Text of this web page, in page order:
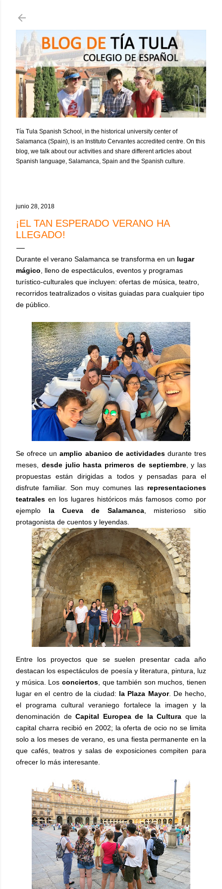
Tía Tula Spanish School, in the historical university center of
Salamanca (Spain), is an Instituto Cervantes accredited centre. On this
blog, we talk about our activities and share different articles about
Spanish language, Salamanca, Spain and the Spanish culture.
junio 28, 2018
¡EL TAN ESPERADO VERANO HA
LLEGADO!
Durante el verano Salamanca se transforma en un lugar
mágico , lleno de espectáculos, eventos y programas
turístico-culturales que incluyen: ofertas de música, teatro,
recorridos teatralizados o visitas guiadas para cualquier tipo
de público.
Se ofrece unamplio abanico de actividadesdurante tres
meses, desde julio hasta primeros de septiembre, y las
propuestas están dirigidas a todos y pensadas para el
disfrute familiar. Son muy comunes las representaciones
teatrales en los lugares históricos más famosos como por
ejemplo la Cueva de Salamanca, misterioso sitio
protagonista de cuentos y leyendas.
Entre los proyectos que se suelen presentar cada año
destacan los espectáculos de poesía y literatura, pintura, luz
y música. Los conciertos, que también son muchos, tienen
lugar en el centro de la ciudad: la Plaza Mayor. De hecho,
el programa cultural veraniego fortalece la imagen y la
denominación de Capital Europea de la Cultura que la
capital charra recibió en 2002; la oferta de ocio no se limita
solo a los meses de verano, es una fiesta permanente en la
que cafés, teatros y salas de exposiciones compiten para
ofrecer lo más interesante.